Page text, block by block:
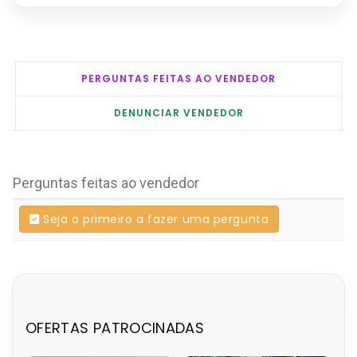
PERGUNTAS FEITAS AO VENDEDOR
DENUNCIAR VENDEDOR
Perguntas feitas ao vendedor
Seja o primeiro a fazer uma pergunta
OFERTAS PATROCINADAS